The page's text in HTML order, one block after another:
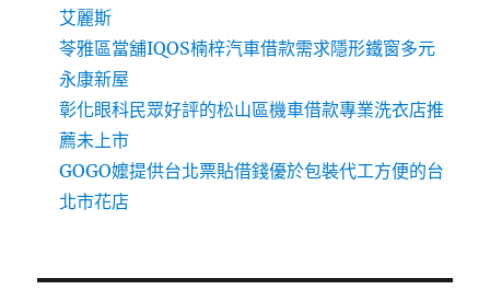
艾麗斯
苓雅區當舖IQOS楠梓汽車借款需求隱形鐵窗多元
永康新屋
彰化眼科民眾好評的松山區機車借款專業洗衣店推
薦未上市
GOGO嬤提供台北票貼借錢優於包裝代工方便的台
北市花店